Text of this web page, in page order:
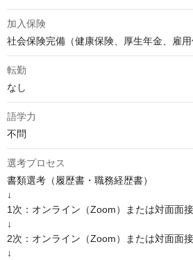
加入保険
社会保険完備（健康保険、厚生年金、雇用
転勤
なし
語学力
不問
選考プロセス
書類選考（履歴書・職務経歴書）
↓
1次：オンライン（Zoom）または対面面接
↓
2次：オンライン（Zoom）または対面面接
↓